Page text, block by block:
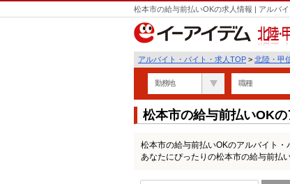
松本市の給与前払いOKの求人情報 | アルバ
北陸・
アルバイト・バイト・求人TOP > 北陸・甲
勤務地 職種
松本市の給与前払いOK
松本市の給与前払いOKのアルバイト
あなたにぴったりの松本市の給与前払